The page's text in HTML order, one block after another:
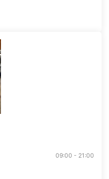
09:00 - 21:00